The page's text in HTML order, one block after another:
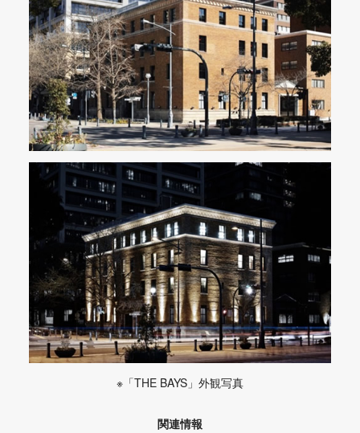
※「THE BAYS」外観写真
関連情報